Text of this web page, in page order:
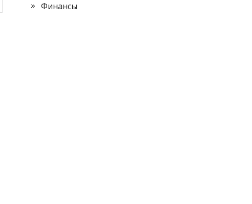
Финансы